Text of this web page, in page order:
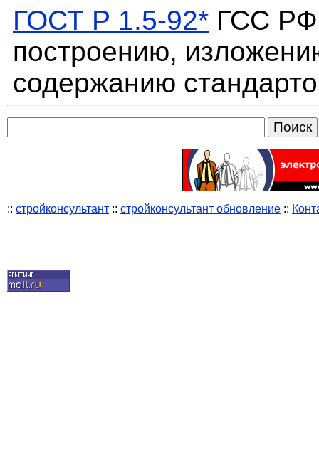
ГОСТ Р 1.5-92* ГСС
построению,
содержанию
:: стройконсультант :: стройконсультант обновление ::